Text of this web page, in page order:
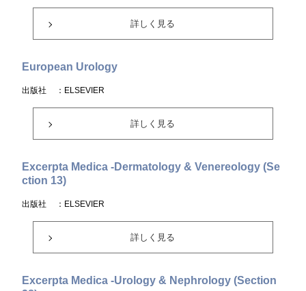
詳しく見る
European Urology
出版社 ：ELSEVIER
詳しく見る
Excerpta Medica -Dermatology & Venereology (Se
ction 13)
出版社 ：ELSEVIER
詳しく見る
Excerpta Medica -Urology & Nephrology (Section